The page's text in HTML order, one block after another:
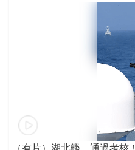
（有片）湖北艦，通過考核！